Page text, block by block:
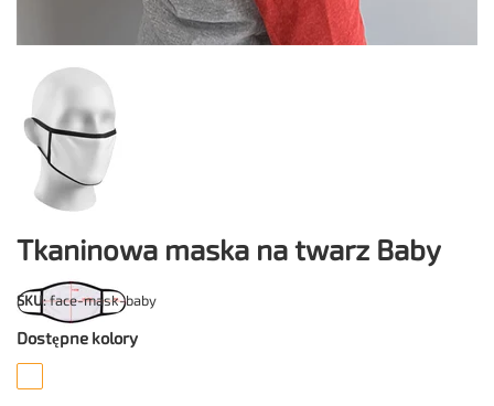
Tkaninowa maska na twarz Baby
SKU: face-mask-baby
Dostępne kolory